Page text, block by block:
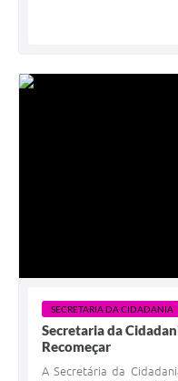
SECRETARIA DA CIDADANIA
Secretaria da
Recomeçar
A Secretária da